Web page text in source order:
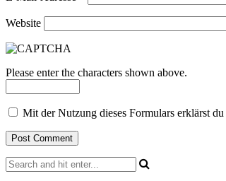
Website
Please enter the characters shown above.
Mit der Nutzung dieses Formulars erklärst